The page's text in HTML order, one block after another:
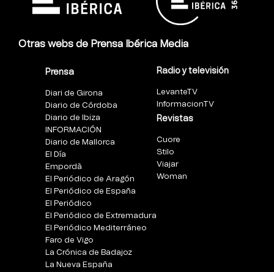
Otras webs de Prensa Ibérica Media
Prensa
Diari de Girona
Diario de Córdoba
Diario de Ibiza
INFORMACIÓN
Diario de Mallorca
El Día
Empordà
El Periódico de Aragón
El Periódico de España
El Periódico
El Periódico de Extremadura
El Periódico Mediterráneo
Faro de Vigo
La Crónica de Badajoz
La Nueva España
Radio y televisión
LevanteTV
InformacionTV
Revistas
Cuore
Stilo
Viajar
Woman